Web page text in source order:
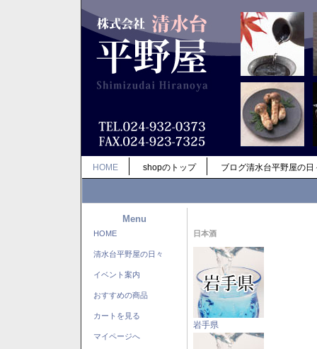
HOME shopのトップ ブログ清水台平野屋の日
Menu
HOME
清水台平野屋の日々
イベント案内
おすすめの商品
カートを見る
マイページへ
日本酒
岩手県